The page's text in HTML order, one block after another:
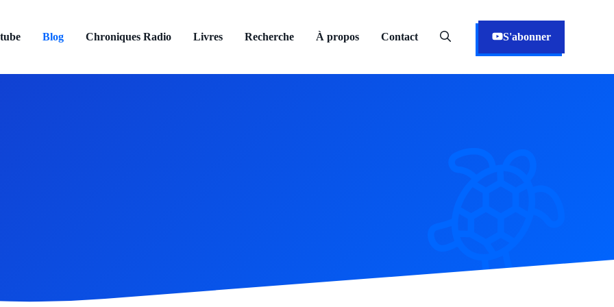
Blog Chroniques Radio Livres Recherche À propos Contact S'abonner